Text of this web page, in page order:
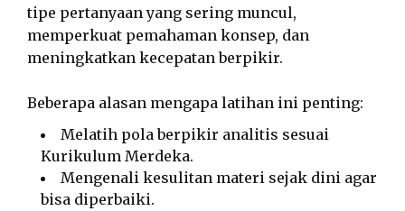
tipe pertanyaan yang sering muncul,
memperkuat pemahaman konsep, dan
meningkatkan kecepatan berpikir.
Beberapa alasan mengapa latihan ini penting:
Melatih pola berpikir analitis sesuai
Kurikulum Merdeka.
Mengenali kesulitan materi sejak dini agar
bisa diperbaiki.